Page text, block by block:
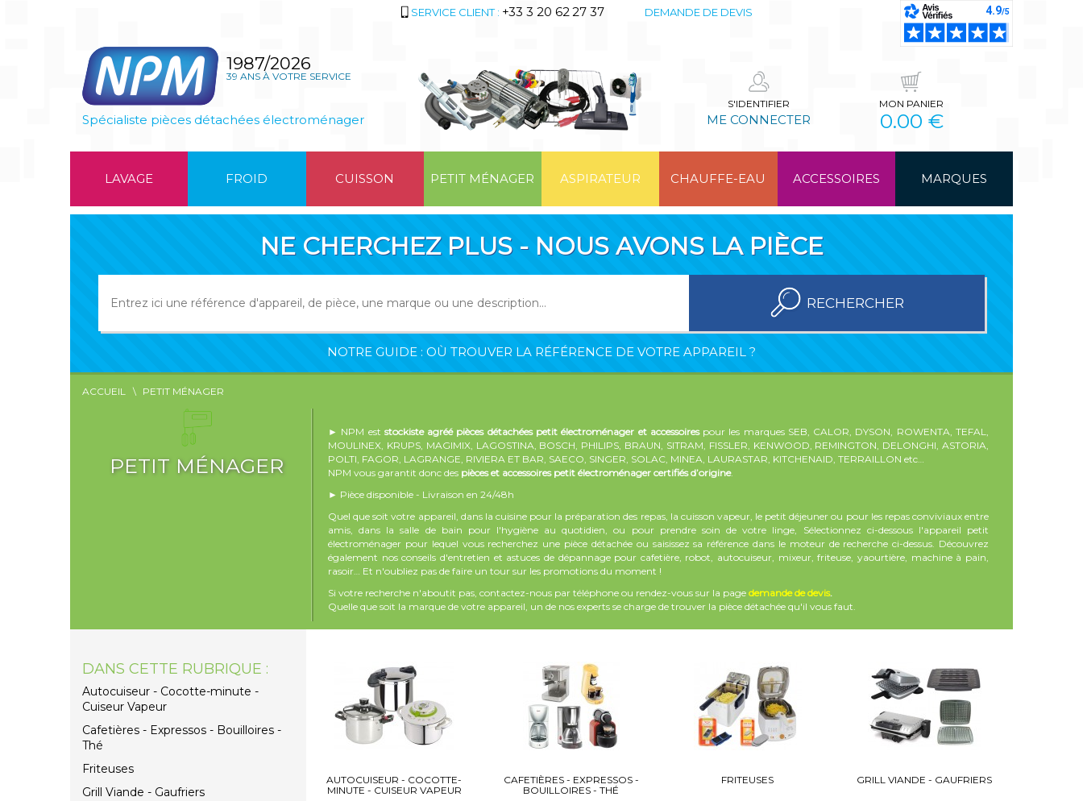
SERVICE CLIENT : +33 3 20 62 27 37 DEMANDE DE DEVIS
1987/2026
39 ANS À VOTRE SERVICE
Spécialiste pièces détachées électroménager
S'IDENTIFIER
ME CONNECTER
MON PANIER
0.00 €
LAVAGE FROID CUISSON PETIT MÉNAGER ASPIRATEUR CHAUFFE-EAU ACCESSOIRES MARQUES
NE CHERCHEZ PLUS - NOUS AVONS LA PIÈCE
RECHERCHER
NOTRE GUIDE : OÙ TROUVER LA RÉFÉRENCE DE VOTRE APPAREIL ?
ACCUEIL PETIT MÉNAGER
PETIT MÉNAGER
► NPM est stockiste agréé pièces détachées petit électroménager et accessoirespour les marques SEB, CALOR, DYSON, ROWENTA, TEFAL,
MOULINEX, KRUPS, MAGIMIX, LAGOSTINA, BOSCH, PHILIPS, BRAUN, SITRAM, FISSLER, KENWOOD, REMINGTON, DELONGHI, ASTORIA,
POLTI, FAGOR, LAGRANGE, RIVIERA ET BAR, SAECO, SINGER, SOLAC, MINEA, LAURASTAR, KITCHENAID, TERRAILLON etc…
NPM vous garantit donc des pièces et accessoires petit électroménager certifiés d’origine.
► Pièce disponible - Livraison en 24/48h
Quel que soit votre appareil, dans la cuisine pour la préparation des repas, la cuisson vapeur, le petit déjeuner ou pour les repas conviviaux entre
amis, dans la salle de bain pour l'hygiène au quotidien, ou pour prendre soin de votre linge, Sélectionnez ci-dessous l'appareil petit
électroménager pour lequel vous recherchez une pièce détachée ou saisissez sa référence dans le moteur de recherche ci-dessus. Découvrez
également nos conseils d'entretien et astuces de dépannage pour cafetière, robot, autocuiseur, mixeur, friteuse, yaourtière, machine à pain,
rasoir… Et n'oubliez pas de faire un tour sur les promotions du moment !
Si votre recherche n'aboutit pas, contactez-nous par téléphone ou rendez-vous sur la page demande de devis.
Quelle que soit la marque de votre appareil, un de nos experts se charge de trouver la pièce détachée qu'il vous faut.
DANS CETTE RUBRIQUE :
Autocuiseur - Cocotte-minute -
Cuiseur Vapeur
Cafetières - Expressos - Bouilloires -
Thé
Friteuses
Grill Viande - Gaufriers
AUTOCUISEUR - COCOTTE-
MINUTE - CUISEUR VAPEUR
CAFETIÈRES - EXPRESSOS -
BOUILLOIRES - THÉ
FRITEUSES GRILL VIANDE - GAUFRIERS